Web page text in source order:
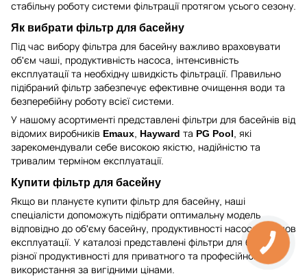
стабільну роботу системи фільтрації протягом усього сезону.
Як вибрати фільтр для басейну
Під час вибору фільтра для басейну важливо враховувати
об'єм чаші, продуктивність насоса, інтенсивність
експлуатації та необхідну швидкість фільтрації. Правильно
підібраний фільтр забезпечує ефективне очищення води та
безперебійну роботу всієї системи.
У нашому асортименті представлені фільтри для басейнів від
відомих виробників Emaux Hayward та PG Pool , які
зарекомендували себе високою якістю, надійністю та
тривалим терміном експлуатації.
Купити фільтр для басейну
Якщо ви плануєте купити фільтр для басейну, наші
спеціалісти допоможуть підібрати оптимальну модель
відповідно до об'єму басейну, продуктивності насоса та умов
експлуатації. У каталозі представлені фільтри для басейнів
різної продуктивності для приватного та професійного
використання за вигідними цінами.